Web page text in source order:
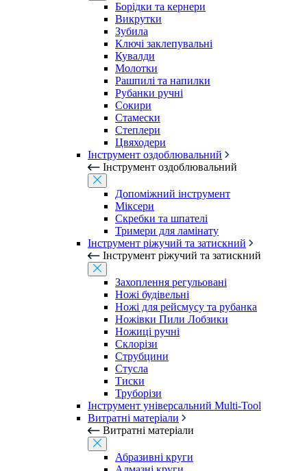
Борідки та кернери
Викрутки
Зубила
Ключі заклепувальні
Кувалди
Молотки
Рашпилі та напилки
Рубанки ручні
Сокири
Стамески
Степлери
Цвяходери
Інструмент оздоблювальний
Інструмент оздоблювальний
Допоміжний інструмент
Міксери
Скребки та шпателі
Тримери для ламінату
Інструмент ріжучий та затискний
Інструмент ріжучий та затискний
Захоплення регульовані
Ножі будівельні
Ножі для рейсмусу та рубанка
Ножівки Пили Лобзики
Ножиці ручні
Склорізи
Струбцини
Стусла
Тиски
Труборізи
Інструмент універсальний Multi-Tool
Витратні матеріали
Витратні матеріали
Абразивні круги